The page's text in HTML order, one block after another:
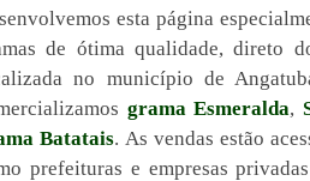
esta página
de ótima qualidade, direto
no município de
grama Esmeralda,
Batatais. As vendas estão
prefeituras e empresas